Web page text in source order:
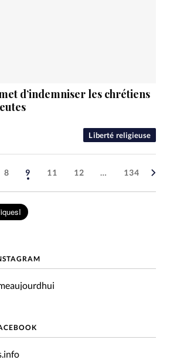
Liberté religieuse
d’indemniser les chrétiens
8 9 11 12 … 134